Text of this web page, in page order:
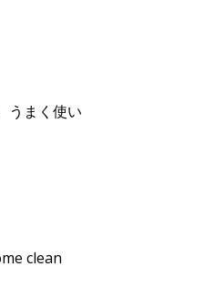
うまく使い
clean